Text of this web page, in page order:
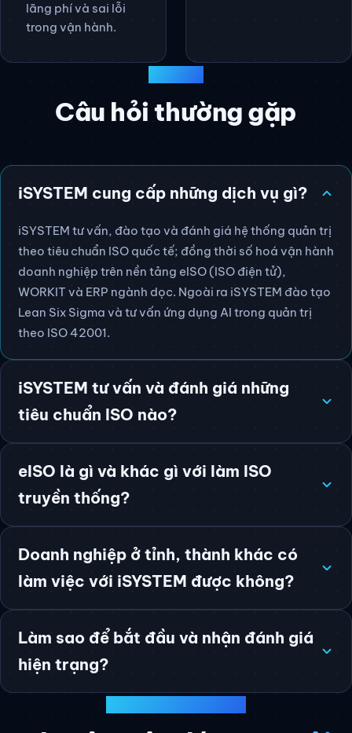
Phương pháp cải
tiến quy trình dựa
lãng phí và sai lỗi
Câu hỏi thường gặp
iSYSTEM cung cấp những dịch vụ gì?
iSYSTEM tư vấn, đào tạo và đánh giá hệ thống quản trị
theo tiêu chuẩn ISO quốc tế; đồng thời số hoá vận hành
doanh nghiệp trên nền tảng eISO (ISO điện tử),
theo ISO 42001.
iSYSTEM tư vấn và đánh giá những
tiêu chuẩn ISO nào?
eISO là gì và khác gì với làm ISO
truyền thống?
Doanh nghiệp ở tỉnh, thành khác có
làm việc với iSYSTEM được không?
Làm sao để bắt đầu và nhận đánh giá